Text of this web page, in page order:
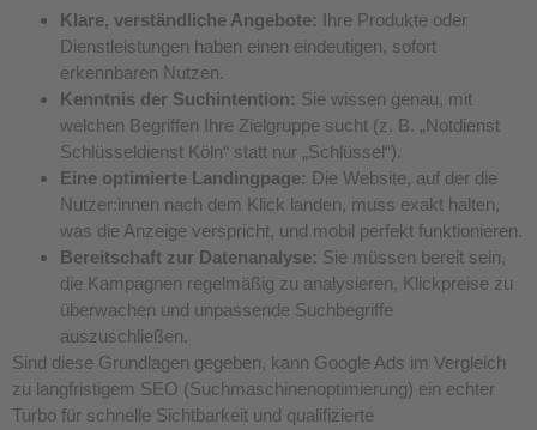
Klare, verständliche Angebote: Ihre Produkte oder
Dienstleistungen haben einen eindeutigen, sofort
erkennbaren Nutzen.
Kenntnis der Suchintention: Sie wissen genau, mit
welchen Begriffen Ihre Zielgruppe sucht (z. B. „Notdienst
Schlüsseldienst Köln“ statt nur „Schlüssel“).
Eine optimierte Landingpage: Die Website, auf der die
Nutzer:innen nach dem Klick landen, muss exakt halten,
was die Anzeige verspricht, und mobil perfekt funktionieren.
Bereitschaft zur Datenanalyse: Sie müssen bereit sein,
die Kampagnen regelmäßig zu analysieren, Klickpreise zu
überwachen und unpassende Suchbegriffe
auszuschließen.
Sind diese Grundlagen gegeben, kann Google Ads im Vergleich
zu langfristigem SEO (Suchmaschinenoptimierung) ein echter
Turbo für schnelle Sichtbarkeit und qualifizierte